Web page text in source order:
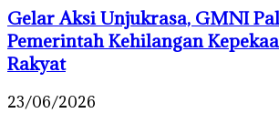
Gelar Aksi Unjukrasa, GMNI
Pemerintah Kehilangan
Rakyat
23/06/2026